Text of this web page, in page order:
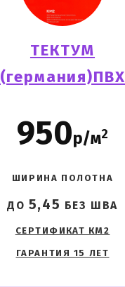
ТЕКТУМ
(германия)ПВХ
950р/м2
ШИРИНА ПОЛОТНА
ДО 5,45 БЕЗ ШВА
СЕРТИФИКАТ КМ2
ГАРАНТИЯ 15 ЛЕТ